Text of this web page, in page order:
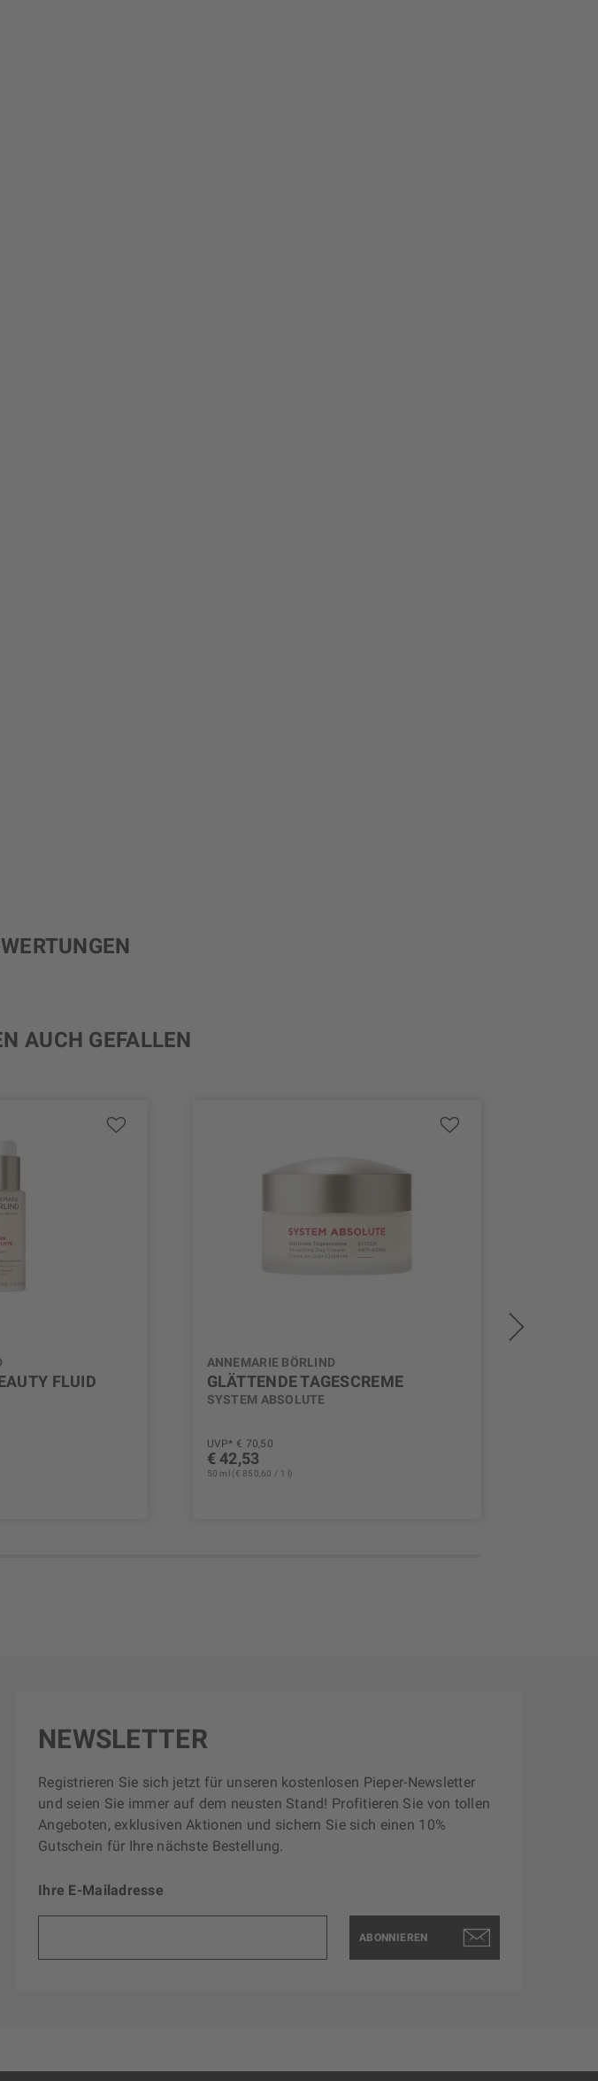
AUCH GEFALLEN
FLUID
ANNEMARIE BÖRLIND
GLÄTTENDE TAGESCREME
SYSTEM ABSOLUTE
UVP* € 70,50
€ 42,53
50 ml (€ 850,60 / 1 l)
NEWSLETTER
Registrieren Sie sich jetzt für unseren kostenlosen Pieper-Newsletter
und seien Sie immer auf dem neusten Stand! Profitieren Sie von tollen
Angeboten, exklusiven Aktionen und sichern Sie sich einen 10%
Gutschein für Ihre nächste Bestellung.
Ihre E-Mailadresse
ABONNIEREN